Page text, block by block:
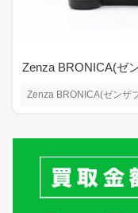
Zenza BRONICA(ゼンザ
Zenza BRONICA(ゼ